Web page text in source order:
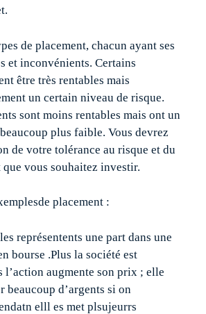
de placement, chacun ayant ses
et inconvénients. Certains
être très rentables mais
un certain niveau de risque.
sont moins rentables mais ont un
plus faible. Vous devrez
de votre tolérance au risque et du
que vous souhaitez investir.
placement :
représentents une part dans une
bourse .Plus la société est
l’action augmente son prix ; elle
beaucoup d’argents si on
elll es met plsujeurrs